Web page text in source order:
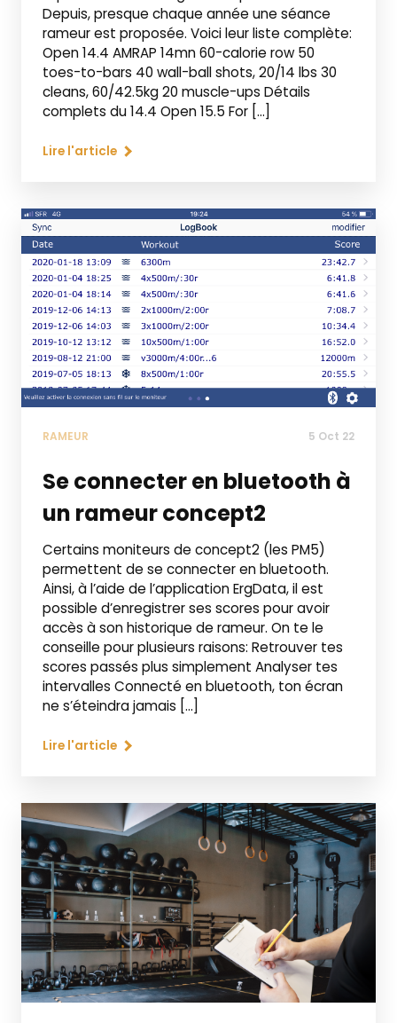
Depuis, presque chaque année une séance
rameur est proposée. Voici leur liste complète:
Open 14.4 AMRAP 14mn 60-calorie row 50
toes-to-bars 40 wall-ball shots, 20/14 lbs 30
cleans, 60/42.5kg 20 muscle-ups Détails
complets du 14.4 Open 15.5 For […]
Lire l'article
RAMEUR 5 Oct 22
Se connecter en bluetooth à
un rameur concept2
Certains moniteurs de concept2 (les PM5)
permettent de se connecter en bluetooth.
Ainsi, à l’aide de l’application ErgData, il est
possible d’enregistrer ses scores pour avoir
accès à son historique de rameur. On te le
conseille pour plusieurs raisons: Retrouver tes
scores passés plus simplement Analyser tes
intervalles Connecté en bluetooth, ton écran
ne s’éteindra jamais […]
Lire l'article